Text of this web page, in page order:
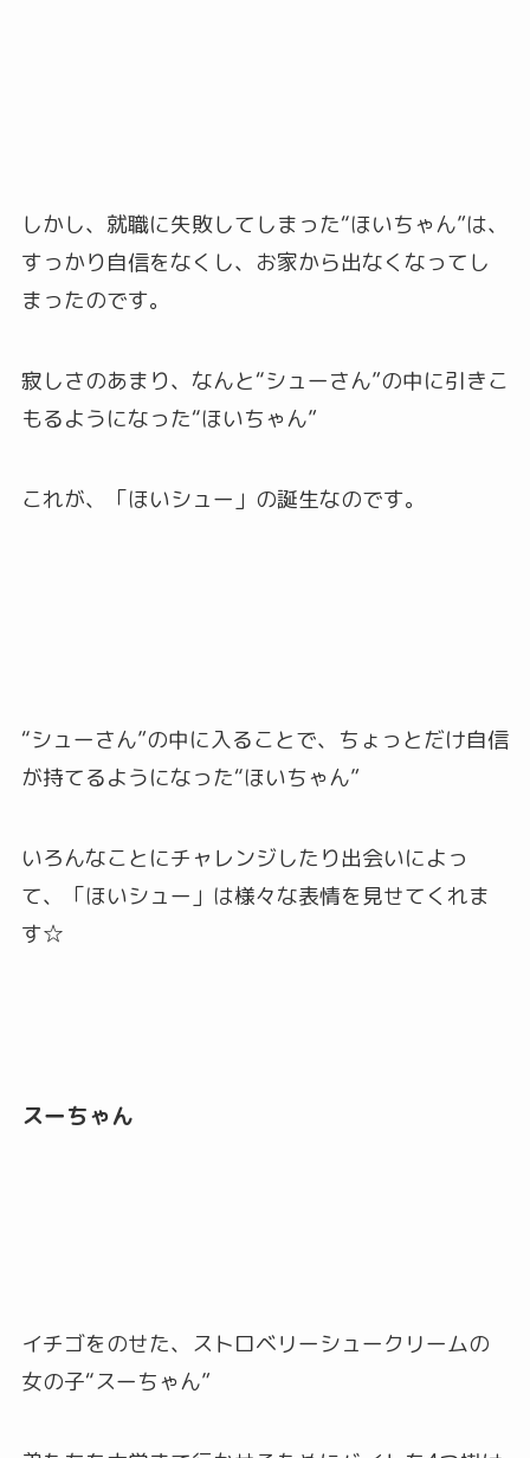
しかし、就職に失敗してしまった“ほいちゃん”は、
すっかり自信をなくし、お家から出なくなってし
まったのです。
寂しさのあまり、なんと“シューさん”の中に引きこ
もるようになった“ほいちゃん”
これが、「ほいシュー」の誕生なのです。
“シューさん”の中に入ることで、ちょっとだけ自信
が持てるようになった“ほいちゃん”
いろんなことにチャレンジしたり出会いによっ
て、「ほいシュー」は様々な表情を見せてくれま
す☆
スーちゃん
イチゴをのせた、ストロベリーシュークリームの
女の子“スーちゃん”